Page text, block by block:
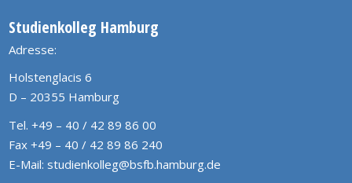
Studienkolleg Hamburg
Adresse:
Holstenglacis 6
D – 20355 Hamburg
Tel. +49 – 40 / 42 89 86 00
Fax +49 – 40 / 42 89 86 240
E-Mail: studienkolleg@bsfb.hamburg.de